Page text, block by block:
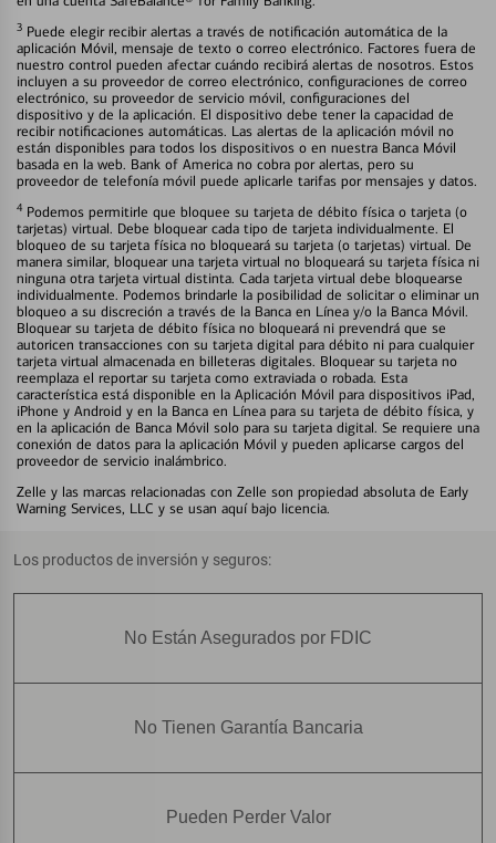
3 Puede elegir recibir alertas a través de notificación automática de la
aplicación Móvil, mensaje de texto o correo electrónico. Factores fuera de
nuestro control pueden afectar cuándo recibirá alertas de nosotros. Estos
incluyen a su proveedor de correo electrónico, configuraciones de correo
electrónico, su proveedor de servicio móvil, configuraciones del
dispositivo y de la aplicación. El dispositivo debe tener la capacidad de
recibir notificaciones automáticas. Las alertas de la aplicación móvil no
están disponibles para todos los dispositivos o en nuestra Banca Móvil
basada en la web. Bank of America no cobra por alertas, pero su
proveedor de telefonía móvil puede aplicarle tarifas por mensajes y datos.
4 Podemos permitirle que bloquee su tarjeta de débito física o tarjeta (o
tarjetas) virtual. Debe bloquear cada tipo de tarjeta individualmente. El
bloqueo de su tarjeta física no bloqueará su tarjeta (o tarjetas) virtual. De
manera similar, bloquear una tarjeta virtual no bloqueará su tarjeta física ni
ninguna otra tarjeta virtual distinta. Cada tarjeta virtual debe bloquearse
individualmente. Podemos brindarle la posibilidad de solicitar o eliminar un
bloqueo a su discreción a través de la Banca en Línea y/o la Banca Móvil.
Bloquear su tarjeta de débito física no bloqueará ni prevendrá que se
autoricen transacciones con su tarjeta digital para débito ni para cualquier
tarjeta virtual almacenada en billeteras digitales. Bloquear su tarjeta no
reemplaza el reportar su tarjeta como extraviada o robada. Esta
característica está disponible en la Aplicación Móvil para dispositivos iPad,
iPhone y Android y en la Banca en Línea para su tarjeta de débito física, y
en la aplicación de Banca Móvil solo para su tarjeta digital. Se requiere una
conexión de datos para la aplicación Móvil y pueden aplicarse cargos del
proveedor de servicio inalámbrico.
Zelle y las marcas relacionadas con Zelle son propiedad absoluta de Early
Warning Services, LLC y se usan aquí bajo licencia.
Los productos de inversión y seguros:
No Están Asegurados por FDIC
No Tienen Garantía Bancaria
Pueden Perder Valor